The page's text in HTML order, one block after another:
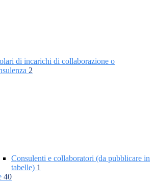
di incarichi di collaborazione o
2
Consulenti e collaboratori (da pubblicare in
tabelle) 1
40